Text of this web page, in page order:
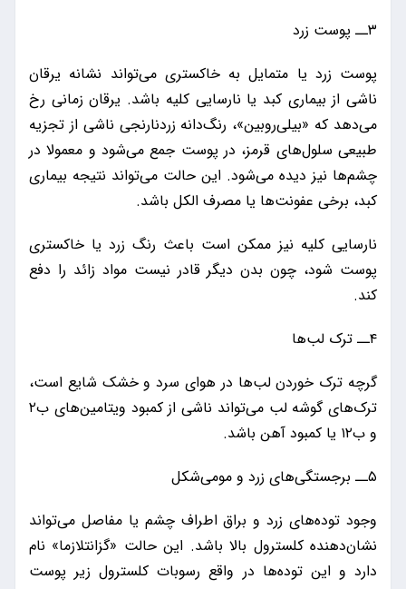
۳ــ پوست زرد
پوست زرد یا متمایل به خاکستری می‌تواند نشانه یرقان
ناشی از بیماری کبد یا نارسایی کلیه باشد. یرقان زمانی رخ
می‌دهد که «بیلی‌روبین»، رنگ‌دانه زردنارنجی ناشی از تجزیه
طبیعی سلول‌های قرمز، در پوست جمع می‌شود و معمولا در
چشم‌ها نیز دیده می‌شود. این حالت می‌تواند نتیجه بیماری
کبد، برخی عفونت‌ها یا مصرف الکل باشد.
نارسایی کلیه نیز ممکن است باعث رنگ زرد یا خاکستری
پوست شود، چون بدن دیگر قادر نیست مواد زائد را دفع
کند.
۴ــ ترک لب‌ها
گرچه ترک خوردن لب‌ها در هوای سرد و خشک شایع است،
ترک‌های گوشه لب می‌تواند ناشی از کمبود ویتامین‌های ب۲
و ب۱۲ یا کمبود آهن باشد.
۵ــ برجستگی‌های زرد و مومی‌شکل
وجود توده‌های زرد و براق اطراف چشم یا مفاصل می‌تواند
نشان‌دهنده کلسترول بالا باشد. این حالت «گزانتلازما» نام
دارد و این توده‌ها در واقع رسوبات کلسترول زیر پوست‌